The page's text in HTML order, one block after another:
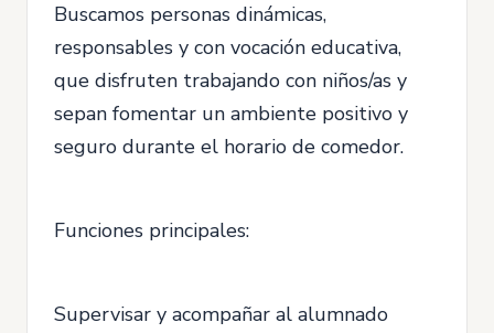
Buscamos personas dinámicas,
responsables y con vocación educativa,
que disfruten trabajando con niños/as y
sepan fomentar un ambiente positivo y
seguro durante el horario de comedor.
Funciones principales:
Supervisar y acompañar al alumnado